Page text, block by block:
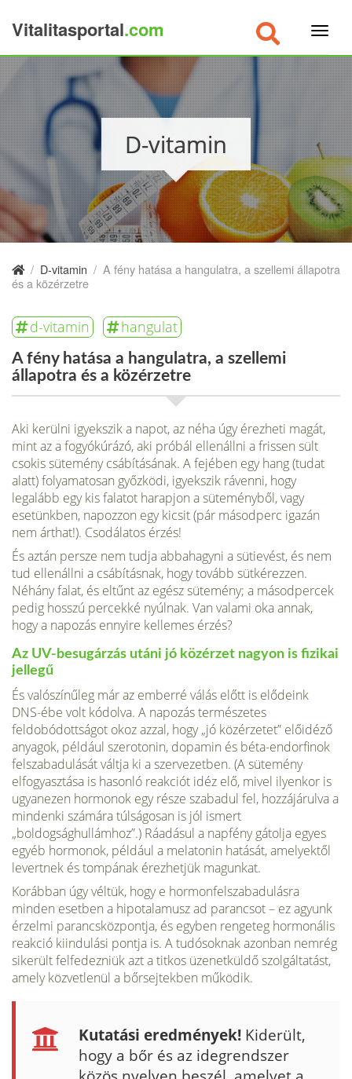
Vitalitasportal.com
D-vitamin
/ D-vitamin / A fény hatása a hangulatra, a szellemi állapotra
és a közérzetre
d-vitamin hangulat
A fény hatása a hangulatra, a szellemi
állapotra és a közérzetre
Aki kerülni igyekszik a napot, az néha úgy érezheti magát,
mint az a fogyókúrázó, aki próbál ellenállni a frissen sült
csokis sütemény csá­bításának. A fejében egy hang (tudat
alatt) folyamatosan győzködi, igyekszik rávenni, hogy
legalább egy kis falatot harapjon a sütemény­ből, vagy
esetünkben, napozzon egy kicsit (pár másodperc igazán
nem árthat!). Csodálatos érzés!
És aztán persze nem tudja abbahagyni a sütievést, és nem
tud ellenállni a csábításnak, hogy tovább sütkérezzen.
Néhány falat, és eltűnt az egész sütemény; a másodpercek
pedig hosszú percekké nyúlnak. Van valami oka annak,
hogy a napozás ennyire kellemes érzés?
Az UV-besugárzás utáni jó közérzet nagyon is fizikai
jellegű
És valószínűleg már az emberré válás előtt is elődeink
DNS-ébe volt kó­dolva. A napozás természetes
feldobódottságot okoz azzal, hogy „jó közérzetet” előidéző
anyagok, például szerotonin, dopamin és béta-endorfinok
felszabadulását váltja ki a szer­vezetben. (A sütemény
elfogyasztása is hasonló reakciót idéz elő, mivel ilyenkor is
ugyanezen hormonok egy része szabadul fel, hozzájárulva a
mindenki számára túlságosan is jól ismert
„boldogsághullámhoz”.) Ráadásul a napfény gátolja egyes
egyéb hormonok, például a melatonin hatását, amelyektől
levertnek és tompának érezhetjük magunkat.
Korábban úgy véltük, hogy e hormonfelszabadulásra
minden esetben a hipotalamusz ad parancsot – ez agyunk
érzelmi parancsközpontja, és egyben rengeteg hormonális
reakció kiindulási pontja is. A tudó­soknak azonban nemrég
sikerült felfedezniük azt a titkos üzenetkül­dő szolgáltatást,
amely közvetlenül a bőrsejtekben működik.
Kutatási eredmények! Kiderült,
hogy a bőr és az idegrendszer
×